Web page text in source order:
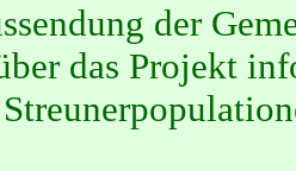
der
das Projekt